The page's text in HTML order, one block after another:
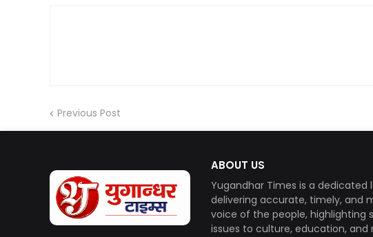
Previous Post
ABOUT US
Yugandhar Times is a
delivering accurate, timely, and
voice of the people,
issues to culture, education, and